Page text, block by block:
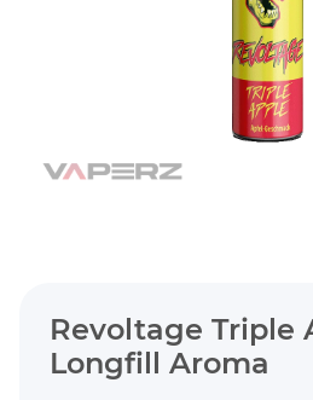
Revoltage Triple
Longfill Aroma